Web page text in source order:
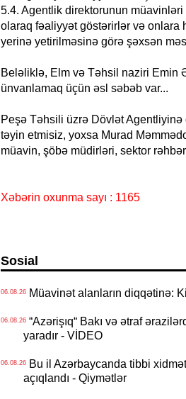
5.4. Agentlik direktorunun
olaraq fəaliyyət göstərirlər və onlara
yerinə yetirilməsinə görə şəxsən
Beləliklə, Elm və Təhsil naziri Emin
ünvanlamaq üçün əsl səbəb var...
Peşə Təhsili üzrə Dövlət Agentliyinə
təyin etmisiz, yoxsa Murad
müavin, şöbə müdirləri, sektor
Xəbərin oxunma sayı : 1165
Sosial
06.08.26Müavinət alanların diqqətinə:
06.08.26“Azərişıq“ Bakı və ətraf
yaradır - VİDEO
06.08.26Bu il Azərbaycanda tibbi
açıqlandı - Qiymətlər